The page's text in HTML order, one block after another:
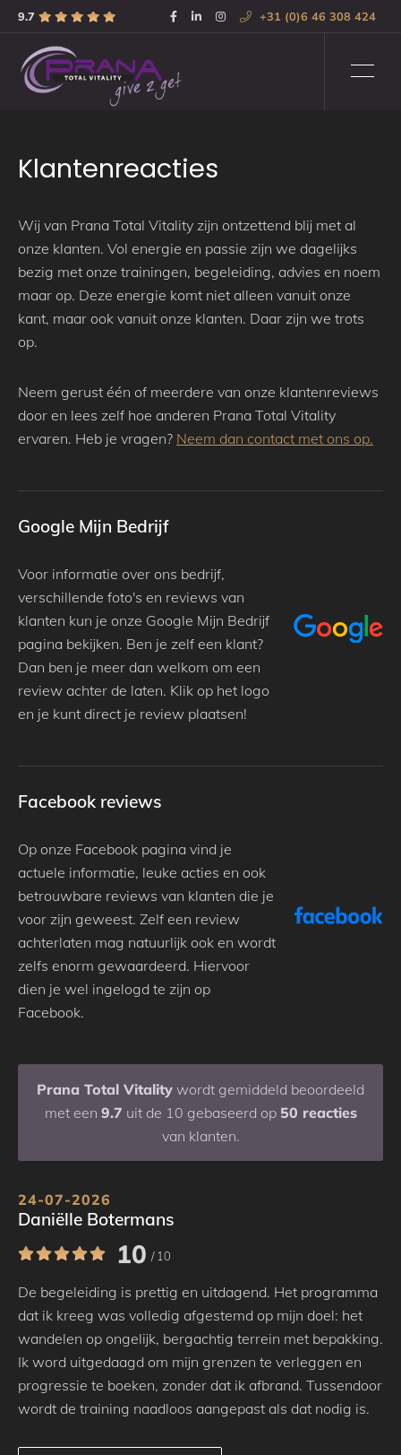
9.7 +31 (0)6 46 308 424
Klantenreacties
Wij van Prana Total Vitality zijn ontzettend blij met al
onze klanten. Vol energie en passie zijn we dagelijks
bezig met onze trainingen, begeleiding, advies en noem
maar op. Deze energie komt niet alleen vanuit onze
kant, maar ook vanuit onze klanten. Daar zijn we trots
op.
Neem gerust één of meerdere van onze klantenreviews
door en lees zelf hoe anderen Prana Total Vitality
ervaren. Heb je vragen? Neem dan contact met ons op.
Google Mijn Bedrijf
Voor informatie over ons bedrijf,
verschillende foto's en reviews van
klanten kun je onze Google Mijn Bedrijf
pagina bekijken. Ben je zelf een klant?
Dan ben je meer dan welkom om een
review achter de laten. Klik op het logo
en je kunt direct je review plaatsen!
Facebook reviews
Op onze Facebook pagina vind je
actuele informatie, leuke acties en ook
betrouwbare reviews van klanten die je
voor zijn geweest. Zelf een review
achterlaten mag natuurlijk ook en wordt
zelfs enorm gewaardeerd. Hiervoor
dien je wel ingelogd te zijn op
Facebook.
Prana Total Vitality wordt gemiddeld beoordeeld
met een 9.7 uit de 10 gebaseerd op 50 reacties
van klanten.
24-07-2026
Daniëlle Botermans
10 / 10
De begeleiding is prettig en uitdagend. Het programma
dat ik kreeg was volledig afgestemd op mijn doel: het
wandelen op ongelijk, bergachtig terrein met bepakking.
Ik word uitgedaagd om mijn grenzen te verleggen en
progressie te boeken, zonder dat ik afbrand. Tussendoor
wordt de training naadloos aangepast als dat nodig is.